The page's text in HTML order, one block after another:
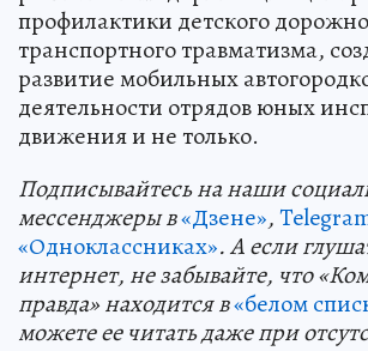
профилактики детского
транспортного травматизма,
развитие мобильных
деятельности отрядов юных
движения и не только.
Подписывайтесь на наши
мессенджеры в«Дзене»,
«Одноклассниках». А если
интернет, не забывайте, что
правда» находится в«белом
можете ее читать даже при